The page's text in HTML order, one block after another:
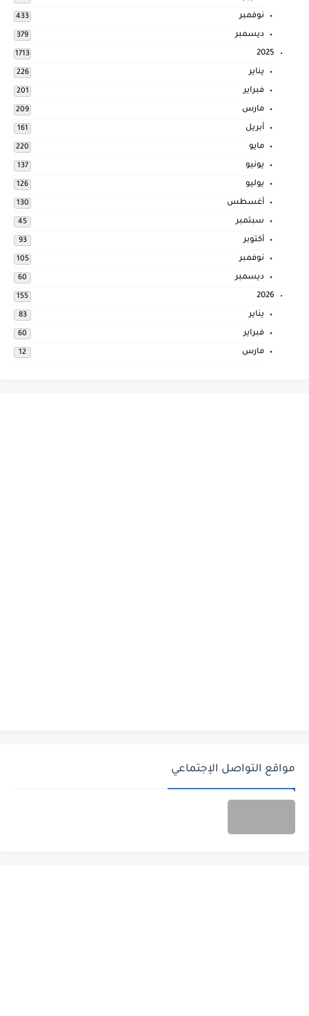
نوفمبر 433
ديسمبر 379
2025
1713
يناير 226
فبراير 201
مارس 209
أبريل 161
مايو 220
يونيو 137
يوليو 126
أغسطس 130
سبتمبر 45
أكتوبر 93
نوفمبر 105
ديسمبر 60
2026
155
يناير 83
فبراير 60
مارس 12
مواقع التواصل الإجتماعي